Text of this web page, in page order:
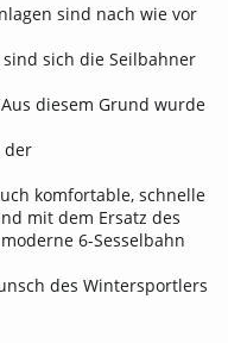
sind nach wie vor
sich die Seilbahner
diesem Grund wurde
der
komfortable, schnelle
mit dem Ersatz des
6-Sesselbahn
des Wintersportlers